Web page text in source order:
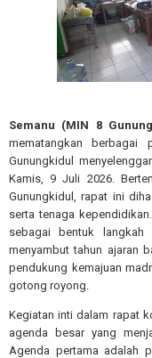
Semanu (MIN 8
mematangkan
Gunungkidul
Kamis, 9 Juli 2026.
Gunungkidul, rapat ini
serta tenaga
sebagai bentuk
menyambut tahun ajaran
pendukung kemajuan
gotong royong.
Kegiatan inti dalam rapat
agenda besar yang
Agenda pertama adalah